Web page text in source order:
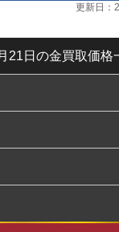
更新日：
21日の金買取価格